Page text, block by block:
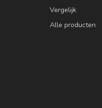
Vergelijk
Alle producten